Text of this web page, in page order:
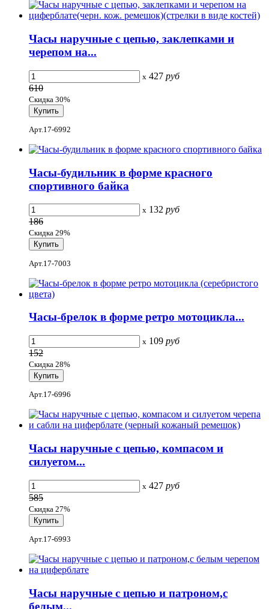
Часы наручные с цепью, заклепками и
черепом на...
x 427 руб
610
Скидка 30%
Арт.17-6992
Часы-будильник в форме красного
спортивного байка
x 132 руб
186
Скидка 29%
Арт.17-7003
Часы-брелок в форме ретро мотоцикла...
x 109 руб
152
Скидка 28%
Арт.17-6996
Часы наручные с цепью, компасом и
силуетом...
x 427 руб
585
Скидка 27%
Арт.17-6993
Часы наручные с цепью и патроном,с
белым...